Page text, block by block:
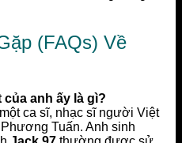
(FAQs) Về
của anh ấy là gì?
ca sĩ, nhạc sĩ người Việt
Tuấn. Anh sinh